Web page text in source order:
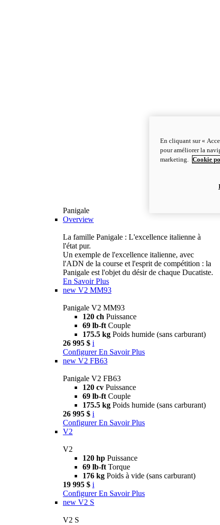
Panigale
Overview
La famille Panigale : L'excellence italienne à
l'état pur.
Un exemple de l'excellence italienne, avec
l'ADN de la course et l'esprit de compétition : la
Panigale est l'objet du désir de chaque Ducatiste.
En Savoir Plus
new V2 MM93
Panigale V2 MM93
120 ch Puissance
69 lb-ft Couple
175.5 kg Poids humide (sans carburant)
26 995 $ i
Configurer En Savoir Plus
new V2 FB63
Panigale V2 FB63
120 cv Puissance
69 lb-ft Couple
175.5 kg Poids humide (sans carburant)
26 995 $ i
Configurer En Savoir Plus
V2
V2
120 hp Puissance
69 lb-ft Torque
176 kg Poids à vide (sans carburant)
19 995 $ i
Configurer En Savoir Plus
new V2 S
V2 S
En cliquant sur «
pour améliorer la
marketing.
Cookie